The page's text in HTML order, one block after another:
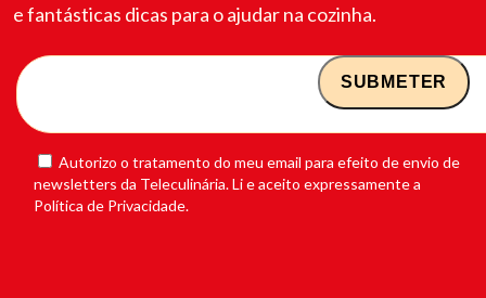
e fantásticas dicas para o ajudar na cozinha.
Autorizo o tratamento do meu email para efeito de envio de
newsletters da Teleculinária. Li e aceito expressamente a
Política de Privacidade.